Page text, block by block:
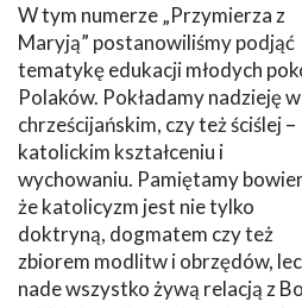
W tym numerze „Przymierza z
Maryją” postanowiliśmy podjąć
tematykę edukacji młodych
Polaków. Pokładamy nadzieję w
chrześcijańskim, czy też ściślej –
katolickim kształceniu i
wychowaniu. Pamiętamy
że katolicyzm jest nie tylko
doktryną, dogmatem czy też
zbiorem modlitw i obrzędów,
nade wszystko żywą relacją z